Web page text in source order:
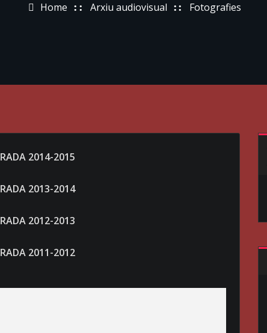
Home Arxiu audiovisual Fotografies
2014-2015
2013-2014
2012-2013
2011-2012